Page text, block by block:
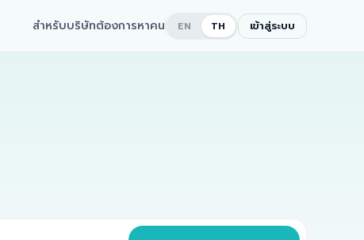
สำหรับบริษัทต้องการหาคน EN TH เข้าสู่ระบบ